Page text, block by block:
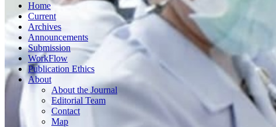
Home
Current
Archives
Announcements
Submission
WorkFlow
Publication Ethics
About
About the Journal
Editorial Team
Contact
Map